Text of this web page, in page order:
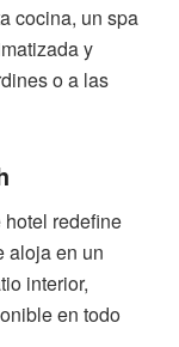
cocina, un spa
y
o a las
redefine
aloja en un
interior,
en todo